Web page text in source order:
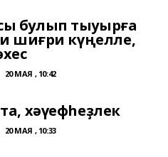
булып тыуырға
шиғри күңелле,
20 МАЯ , 10:42
хәүефһеҙлек
20 МАЯ , 10:33